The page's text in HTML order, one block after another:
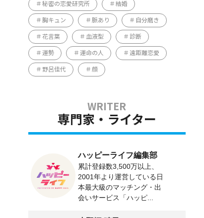
秘密の恋愛研究所 結婚
胸キュン 脈あり 自分磨き
花言葉 血液型 診断
運勢 運命の人 遠距離恋愛
野呂佳代 顔
専門家・ライター
ハッピーライフ編集部
累計登録数3,500万以上、
2001年より運営している日
本最大級のマッチング・出
会いサービス「ハッピ...